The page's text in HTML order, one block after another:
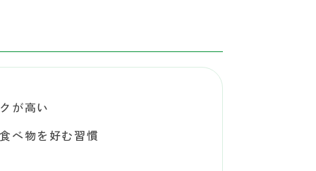
が高い
べ物を好む習慣